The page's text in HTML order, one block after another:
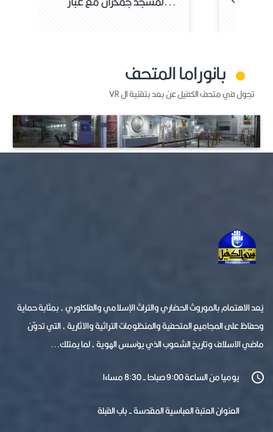
بانوراما المتحف
تجول في متحف الكفيل عن بعد بتقنية ال VR
يُعد الاهتمام بالموروث الحضاري والتراث الإسلامي والفلكلوري ، بمثابة حماية
وحفاظ على المجاميع المتحفية والمنظومات التراثية والاثارية ، التي تدوّن
ماضي الاسلاف وتاريخ الشعوب الذي يؤسس الهوية ، لما يمتلك...
يوميا من الساعة 9:00 صباحا - 8:30 مساءا
العنوان العتبة العباسية المقدسة - باب القبلة